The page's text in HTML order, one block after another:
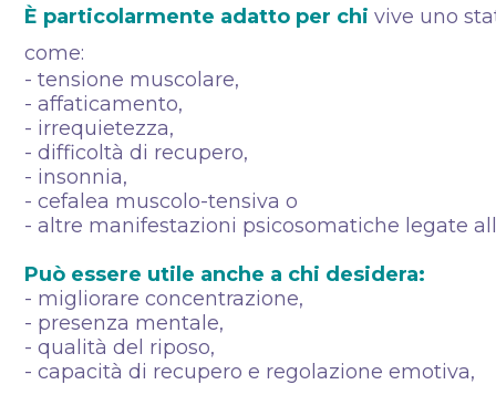
È particolarmente adatto per chi vive uno
come:
- tensione muscolare,
- affaticamento,
- irrequietezza,
- difficoltà di recupero,
- insonnia,
- cefalea muscolo-tensiva o
- altre manifestazioni psicosomatiche legate
Può essere utile anche a chi desidera:
- migliorare concentrazione,
- presenza mentale,
- qualità del riposo,
- capacità di recupero e regolazione emotiva,